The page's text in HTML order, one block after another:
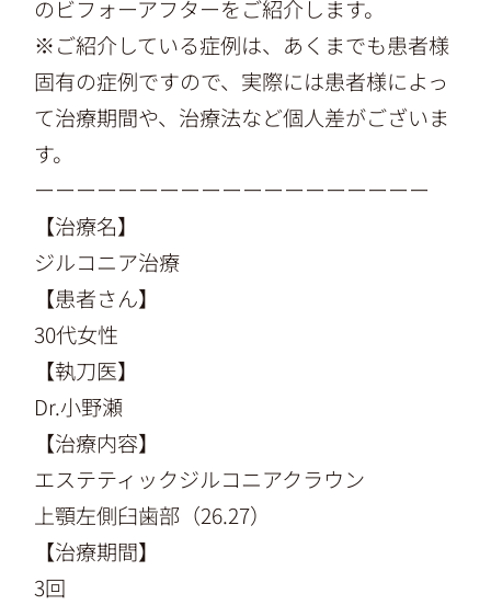
のビフォーアフターをご紹介します。
※ご紹介している症例は、あくまでも患者様
固有の症例ですので、実際には患者様によっ
て治療期間や、治療法など個人差がございま
す。
ーーーーーーーーーーーーーーーーーーー
【治療名】
ジルコニア治療
【患者さん】
30代女性
【執刀医】
Dr.小野瀬
【治療内容】
エステティックジルコニアクラウン
上顎左側臼歯部（26.27）
【治療期間】
3回